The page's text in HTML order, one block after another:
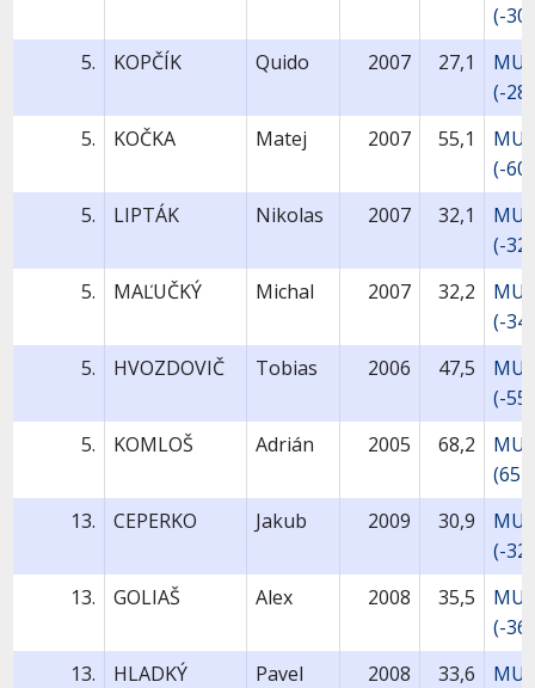
(-
5.
KOPČÍK Quido 2007 27,1
(-
5.
KOČKA Matej 2007 55,1
(-
5.
LIPTÁK Nikolas 2007 32,1
(-
5.
MAĽUČKÝ Michal 2007 32,2
(-
5.
HVOZDOVIČ Tobias 2006 47,5
(-
5.
KOMLOŠ Adrián 2005 68,2
13.
CEPERKO Jakub 2009 30,9
(-
13.
GOLIAŠ Alex 2008 35,5
(-
13.
HLADKÝ Pavel 2008 33,6